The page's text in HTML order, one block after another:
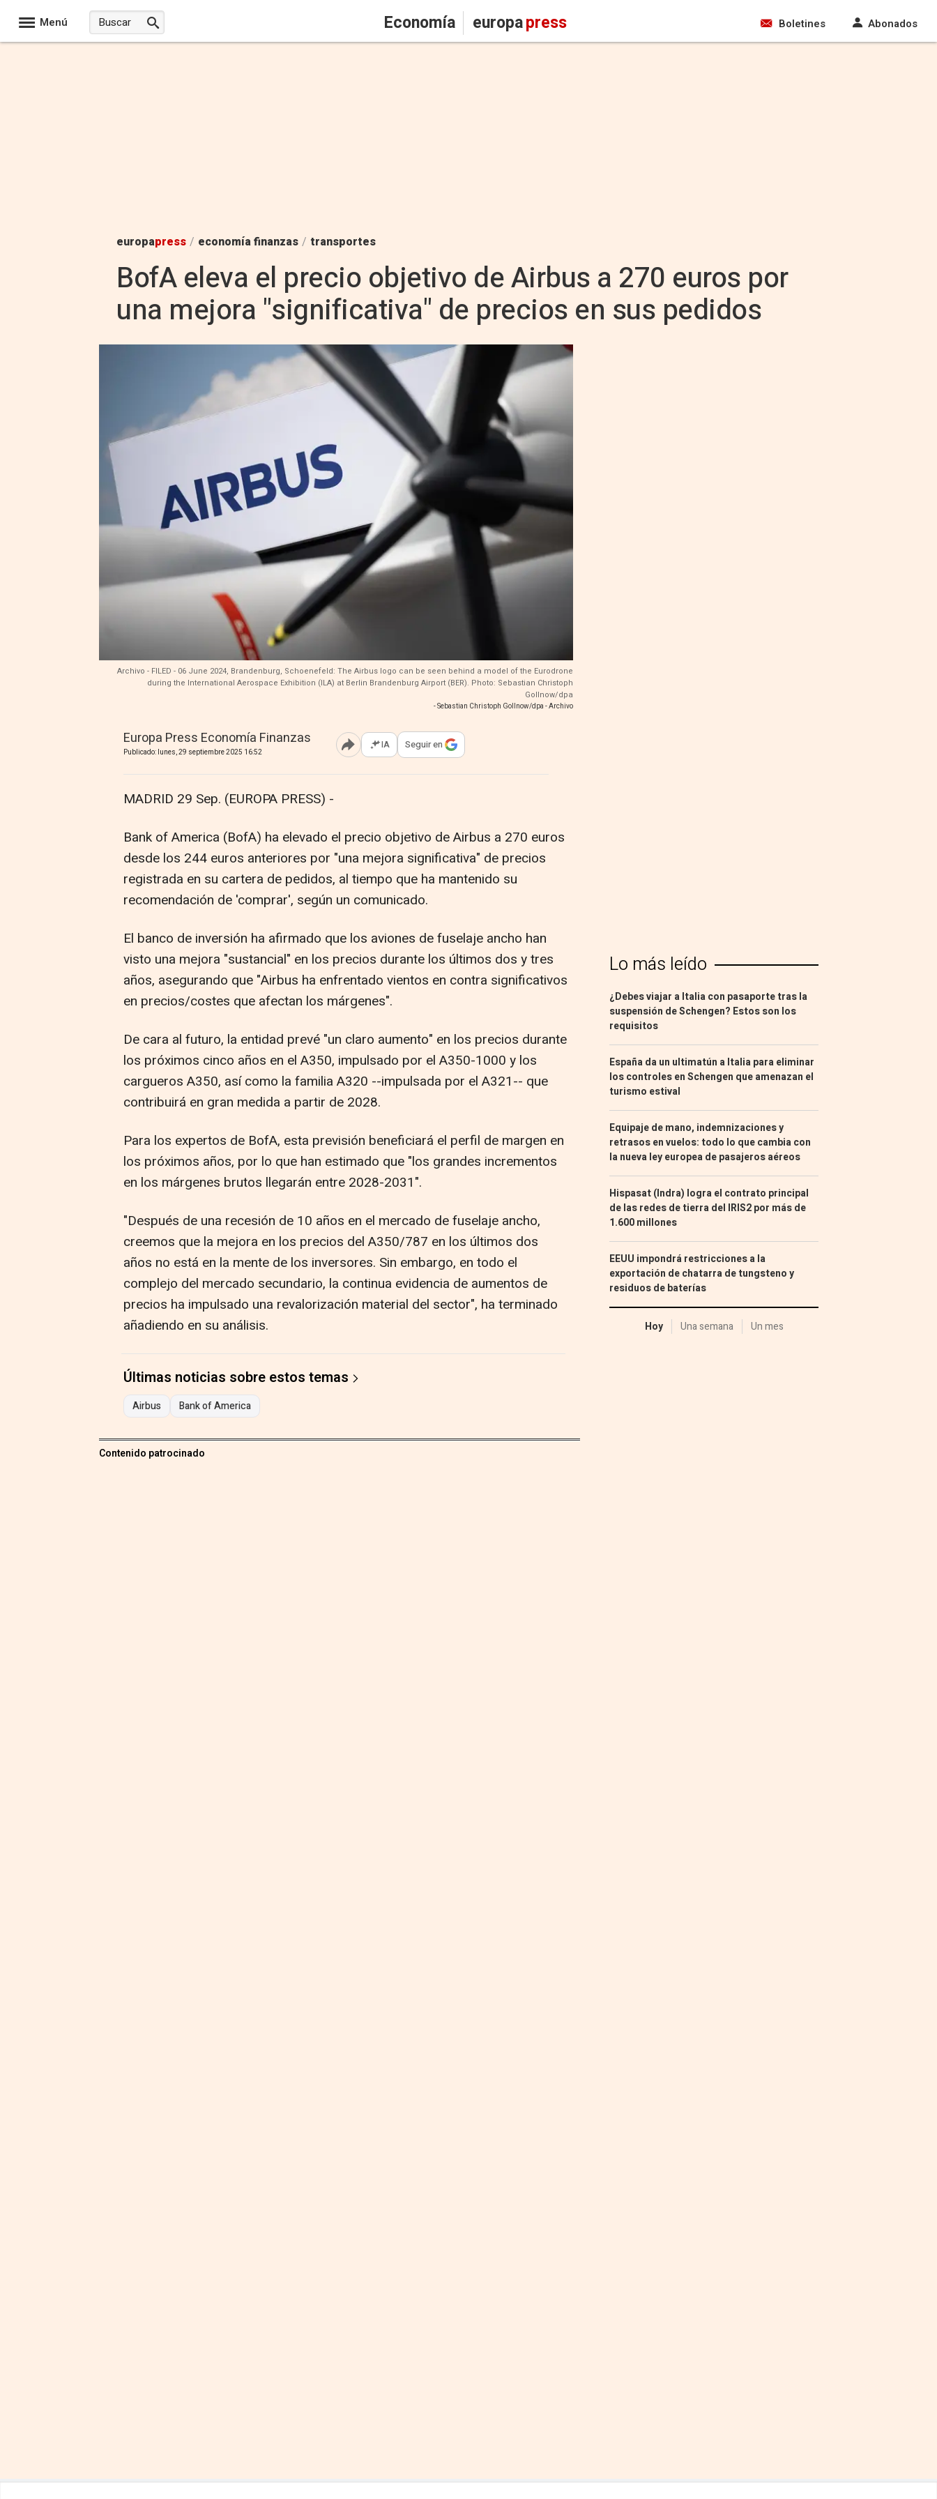
Menú Economía europapress Boletines Abonados
europapress / economía finanzas / transportes
BofA eleva el precio objetivo de Airbus a 270 euros por
una mejora "significativa" de precios en sus pedidos
Archivo - FILED - 06 June 2024, Brandenburg, Schoenefeld: The Airbus logo can be seen behind a model of the Eurodrone
during the International Aerospace Exhibition (ILA) at Berlin Brandenburg Airport (BER). Photo: Sebastian Christoph
Gollnow/dpa
- Sebastian Christoph Gollnow/dpa - Archivo
Europa Press Economía Finanzas
Publicado: lunes, 29 septiembre 2025 16:52 Abrir opciones para compartir
IA Seguir en
MADRID 29 Sep. (EUROPA PRESS) -
Bank of America (BofA) ha elevado el precio objetivo de Airbus a 270 euros
desde los 244 euros anteriores por "una mejora significativa" de precios
registrada en su cartera de pedidos, al tiempo que ha mantenido su
recomendación de 'comprar', según un comunicado.
El banco de inversión ha afirmado que los aviones de fuselaje ancho han
visto una mejora "sustancial" en los precios durante los últimos dos y tres
años, asegurando que "Airbus ha enfrentado vientos en contra significativos
en precios/costes que afectan los márgenes".
De cara al futuro, la entidad prevé "un claro aumento" en los precios durante
los próximos cinco años en el A350, impulsado por el A350-1000 y los
cargueros A350, así como la familia A320 --impulsada por el A321-- que
contribuirá en gran medida a partir de 2028.
Para los expertos de BofA, esta previsión beneficiará el perfil de margen en
los próximos años, por lo que han estimado que "los grandes incrementos
en los márgenes brutos llegarán entre 2028-2031".
"Después de una recesión de 10 años en el mercado de fuselaje ancho,
creemos que la mejora en los precios del A350/787 en los últimos dos
años no está en la mente de los inversores. Sin embargo, en todo el
complejo del mercado secundario, la continua evidencia de aumentos de
precios ha impulsado una revalorización material del sector", ha terminado
añadiendo en su análisis.
Últimas noticias sobre estos temas
Airbus Bank of America
Contenido patrocinado
Lo más leído
¿Debes viajar a Italia con pasaporte tras la
suspensión de Schengen? Estos son los
requisitos
España da un ultimatún a Italia para eliminar
los controles en Schengen que amenazan el
turismo estival
Equipaje de mano, indemnizaciones y
retrasos en vuelos: todo lo que cambia con
la nueva ley europea de pasajeros aéreos
Hispasat (Indra) logra el contrato principal
de las redes de tierra del IRIS2 por más de
1.600 millones
EEUU impondrá restricciones a la
exportación de chatarra de tungsteno y
residuos de baterías
Hoy Una semana Un mes